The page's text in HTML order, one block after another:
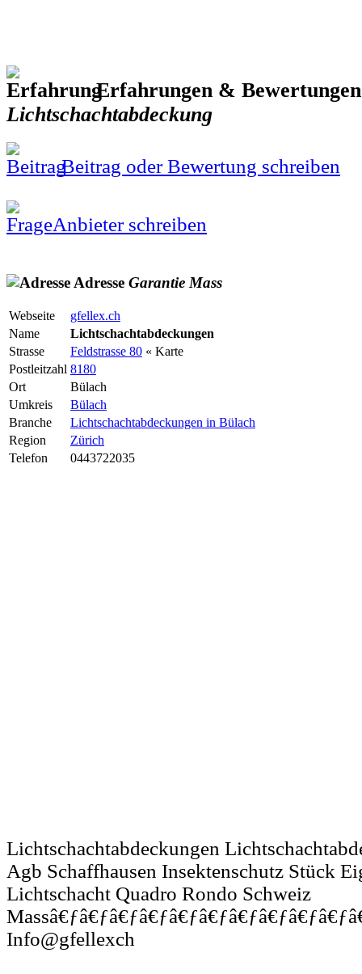
Erfahrungen & Bewertungen
Lichtschachtabdeckung
Beitrag oder Bewertung schreiben
Anbieter schreiben
Adresse Garantie Mass
Webseite
gfellex.ch
Name
Lichtschachtabdeckungen
Strasse
Feldstrasse 80 « Karte
Postleitzahl 8180
Ort
Bülach
Umkreis
Bülach
Branche
Lichtschachtabdeckungen in Bülach
Region
Zürich
Telefon
0443722035
Lichtschachtabdeckungen
Agb Schaffhausen Insektenschutz Stück
Lichtschacht Quadro Rondo Schweiz
Info@gfellexch